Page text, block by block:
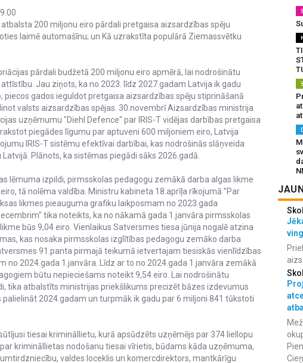
200 miljonu eiro pārdali pretgaisa aizsardzības spēju
laimē automašīnu; un Kā uzrakstīta populārā Ziemassvētku
pārdali budžetā 200 miljonu eiro apmērā, lai nodrošinātu
Jau ziņots, ka no 2023. līdz 2027.gadam Latvija ik gadu
piecos gados ieguldot pretgaisa aizsardzības spēju stiprināšanā
valsts aizsardzības spējas. 30.novembrī Aizsardzības ministrija
uzņēmumu "Diehl Defence" par IRIS-T vidējas darbības pretgaisa
piegādes līgumu par aptuveni 600 miljoniem eiro, Latvija
IRIS-T sistēmu efektīvai darbībai, kas nodrošinās slāņveida
Plānots, ka sistēmas piegādi sāks 2026.gadā.
lēmuma izpildi, pirmsskolas pedagogu zemākā darba algas likme
tā nolēma valdība. Ministru kabineta 18.aprīļa rīkojumā "Par
likmes pieauguma grafiku laikposmam no 2023.gada
tika noteikts, ka no nākamā gada 1.janvāra pirmsskolas
būs 9,04 eiro. Vienlaikus Satversmes tiesa jūnija nogalē atzina
kas nosaka pirmsskolas izglītības pedagogu zemāko darba
91.panta pirmajā teikumā ietvertajam tiesiskās vienlīdzības
no 2024.gada 1.janvāra. Līdz ar to no 2024.gada 1.janvāra zemākā
būtu nepieciešams noteikt 9,54 eiro. Lai nodrošinātu
tika atbalstīts ministrijas priekšlikums precizēt bāzes izdevumus
2024.gadam un turpmāk ik gadu par 6 miljoni 841 tūkstoti
tiesai krimināllietu, kurā apsūdzēts uzņēmējs par 374 liellopu
krimināllietas nodošanu tiesai vīrietis, būdams kāda uzņēmuma,
valdes loceklis un komercdirektors, mantkārīgu